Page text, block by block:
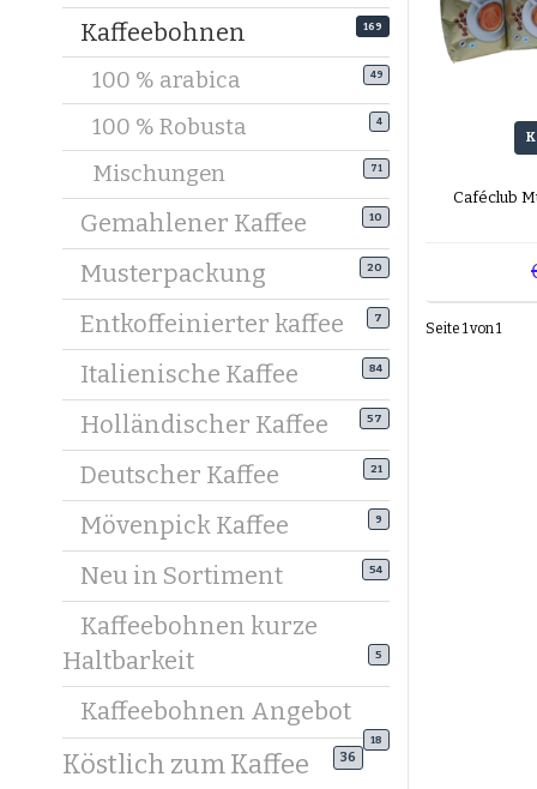
Kaffeebohnen 169
100 % arabica 49
100 % Robusta 4
Mischungen 71
Gemahlener Kaffee 10
Musterpackung 20
Entkoffeinierter kaffee 7
Italienische Kaffee 84
Holländischer Kaffee 57
Deutscher Kaffee 21
Mövenpick Kaffee 9
Neu in Sortiment 54
Kaffeebohnen kurze
Haltbarkeit
5
Kaffeebohnen Angebot
18
Köstlich zum Kaffee 36
Stärker
Mildere
Caféclub
Seite 1 von 1